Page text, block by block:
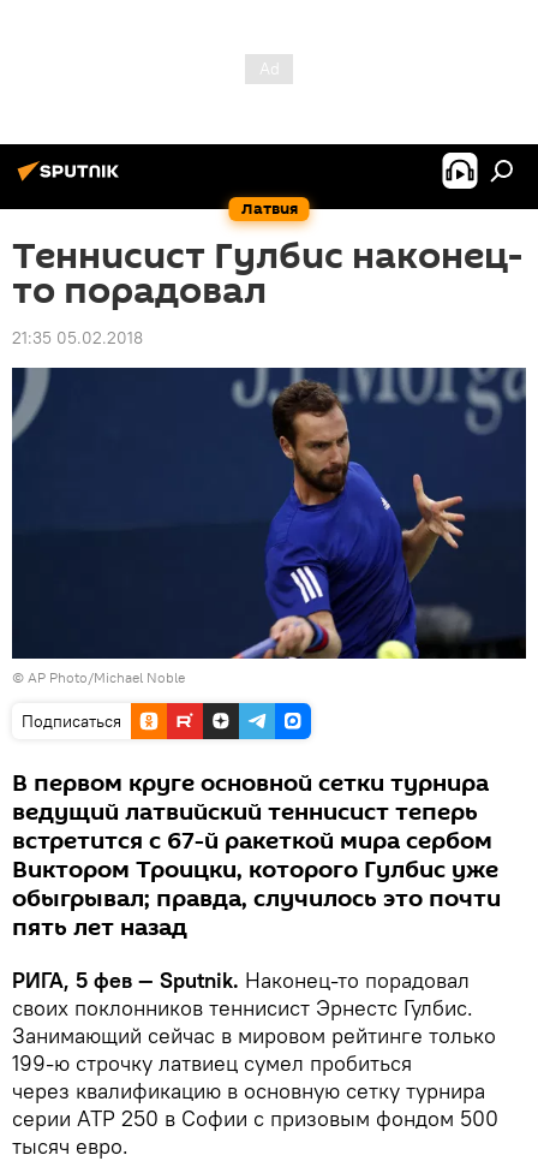
Латвия
Теннисист Гулбис наконец-
то порадовал
21:35 05.02.2018
© AP Photo/Michael Noble
Подписаться
​В первом круге основной сетки турнира
ведущий латвийский теннисист теперь
встретится с 67-й ракеткой мира сербом
Виктором Троицки, которого Гулбис уже
обыгрывал; правда, случилось это почти
пять лет назад
РИГА, 5 фев — Sputnik. Наконец-то порадовал
своих поклонников теннисист Эрнестс Гулбис.
Занимающий сейчас в мировом рейтинге только
199-ю строчку латвиец сумел пробиться
через квалификацию в основную сетку турнира
серии АТР 250 в Софии с призовым фондом 500
тысяч евро.